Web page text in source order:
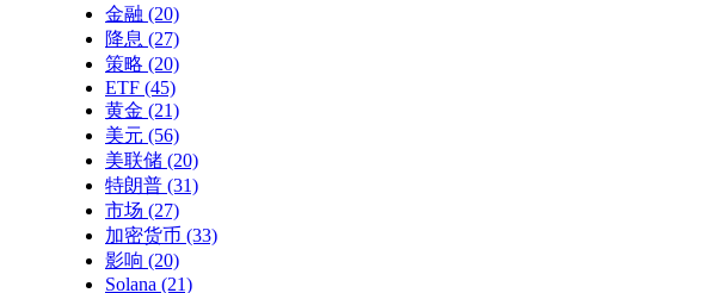
金融 (20)
降息 (27)
策略 (20)
ETF (45)
黄金 (21)
美元 (56)
美联储 (20)
特朗普 (31)
市场 (27)
加密货币 (33)
影响 (20)
Solana (21)